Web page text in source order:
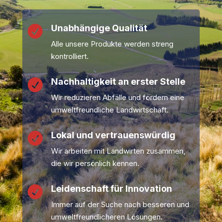
 Unabhängige Qualität
Alle unsere Produkte werden streng
kontrolliert.
 Nachhaltigkeit an erster Stelle
Wir reduzieren Abfälle und fördern eine
umweltfreundliche Landwirtschaft.
 Lokal und vertrauenswürdig
Wir arbeiten mit Landwirten zusammen,
die wir persönlich kennen.
 Leidenschaft für Innovation
Immer auf der Suche nach besseren und
umweltfreundlicheren Lösungen.